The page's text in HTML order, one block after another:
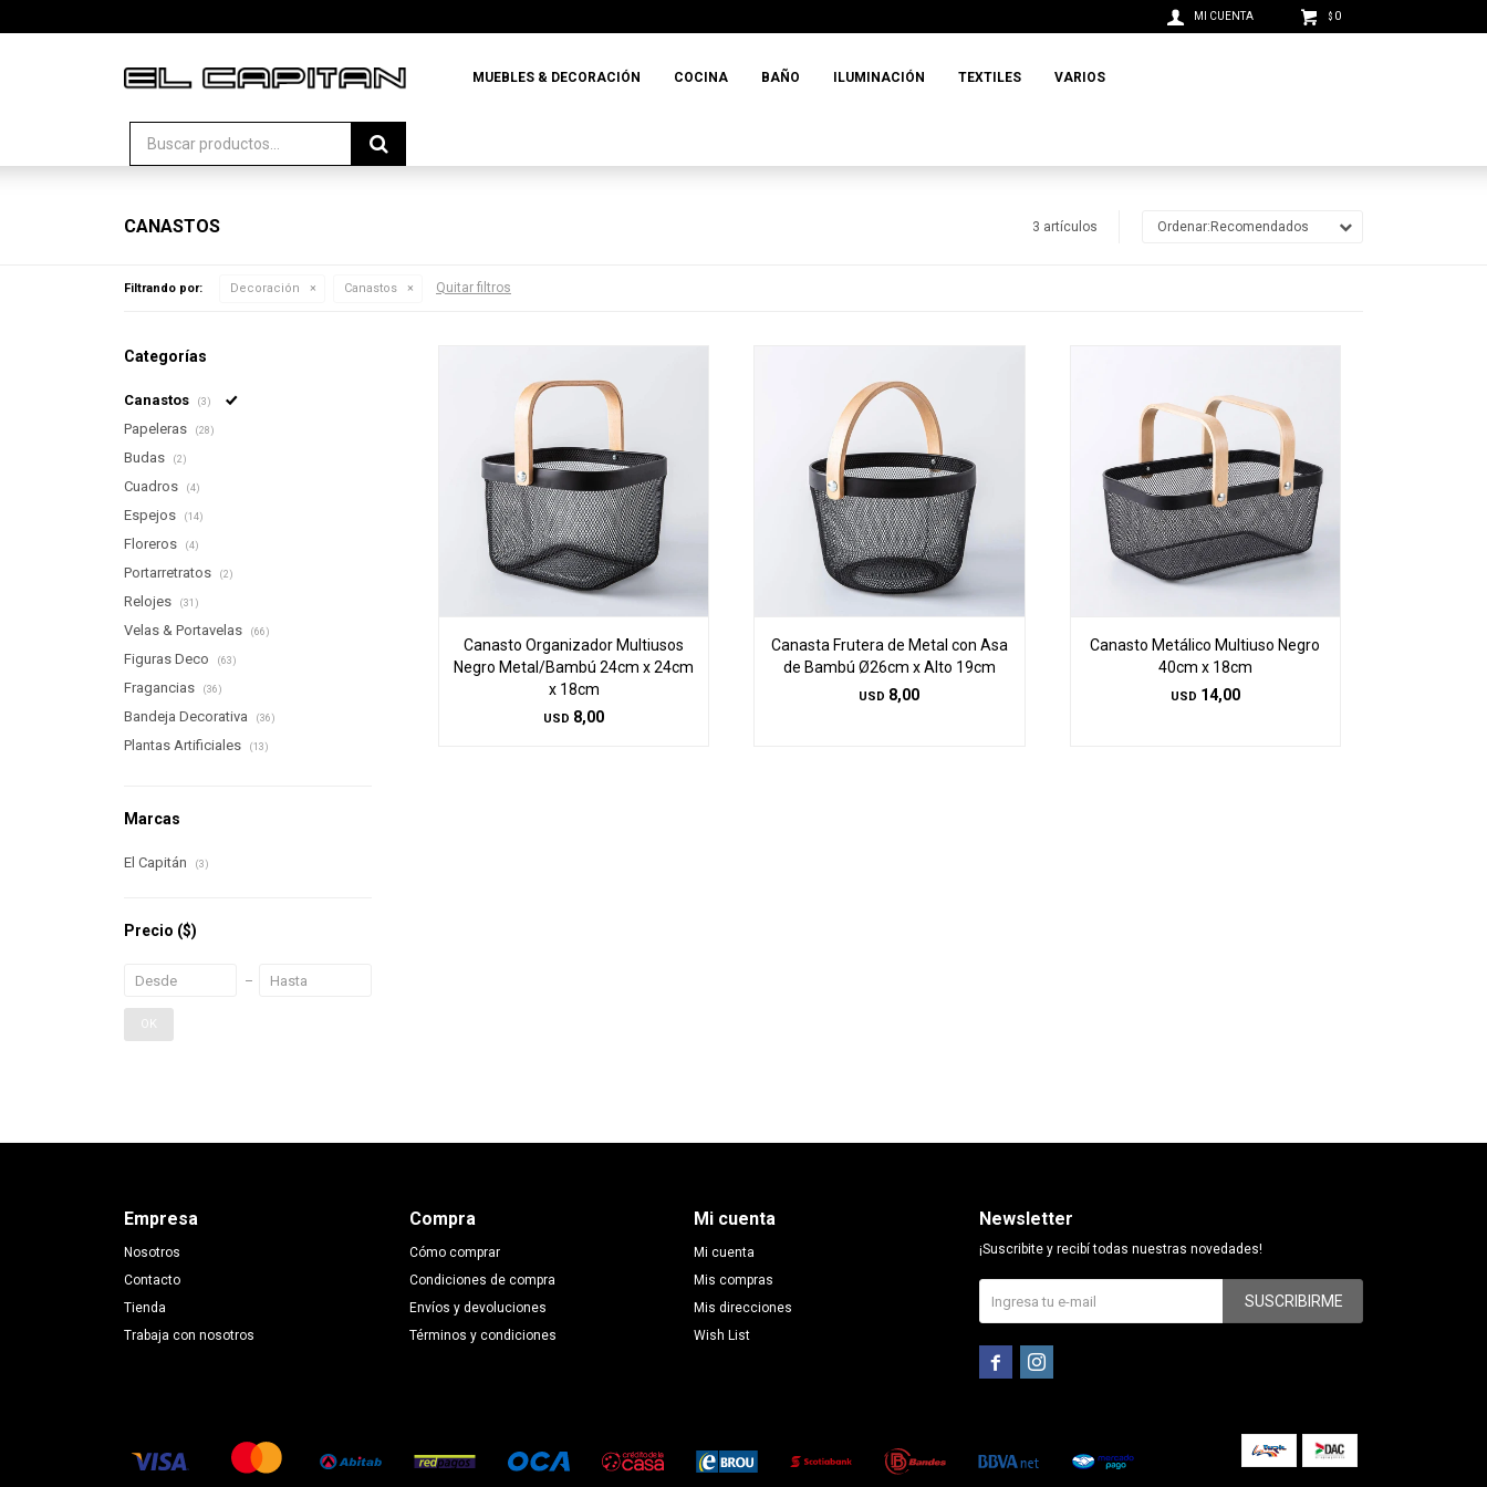
MUEBLES & DECORACIÓN COCINA BAÑO ILUMINACIÓN TEXTILES VARIOS
$ 0
CANASTOS 3 artículos Recomendados
Filtrando por: Decoración Canastos Quitar filtros
Canasto Organizador Multiusos
Negro Metal/Bambú 24cm x 24cm
x 18cm
USD 8,00
Canasta Frutera de Metal con Asa
de Bambú Ø26cm x Alto 19cm
USD 8,00
Canasto Metálico Multiuso Negro
40cm x 18cm
USD 14,00
Categorías
Canastos (3)
Papeleras (28)
Budas (2)
Cuadros (4)
Espejos (14)
Floreros (4)
Portarretratos (2)
Relojes (31)
Velas & Portavelas (66)
Figuras Deco (63)
Fragancias (36)
Bandeja Decorativa (36)
Plantas Artificiales (13)
Marcas
El Capitán (3)
Precio ($)
OK
Empresa
Nosotros
Contacto
Tienda
Trabaja con nosotros
Compra
Cómo comprar
Condiciones de compra
Envíos y devoluciones
Términos y condiciones
Mi cuenta
Mi cuenta
Mis compras
Mis direcciones
Wish List
Newsletter
¡Suscribite y recibí todas nuestras novedades!
SUSCRIBIRME
 